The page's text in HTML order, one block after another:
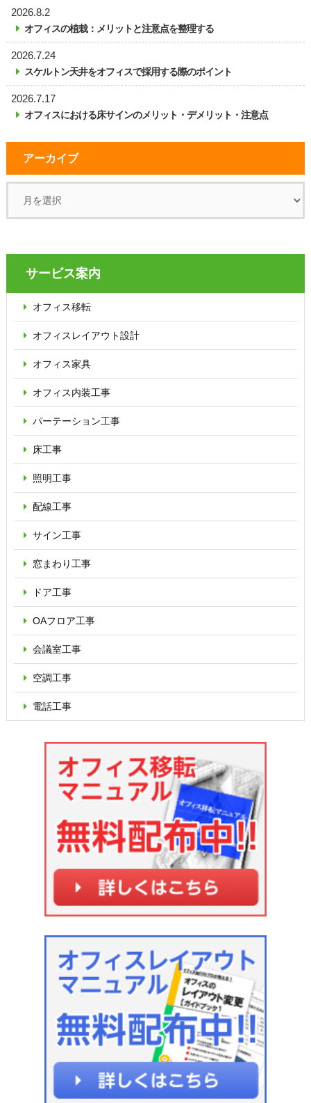
2026.8.2
オフィスの植栽：メリットと注意点を整理する
2026.7.24
スケルトン天井をオフィスで採用する際のポイント
2026.7.17
オフィスにおける床サインのメリット・デメリット・注意点
アーカイブ
サービス案内
オフィス移転
オフィス レイアウト設計
オフィス家具
オフィス内装工事
パーテーション工事
床工事
照明工事
配線工事
サイン工事
窓まわり工事
ドア工事
OAフロア工事
会議室工事
空調工事
電話工事